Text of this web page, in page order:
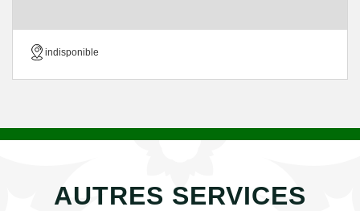
indisponible
AUTRES SERVICES